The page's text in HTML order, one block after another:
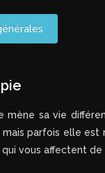
mène sa vie
parfois elle est
vous affectent de